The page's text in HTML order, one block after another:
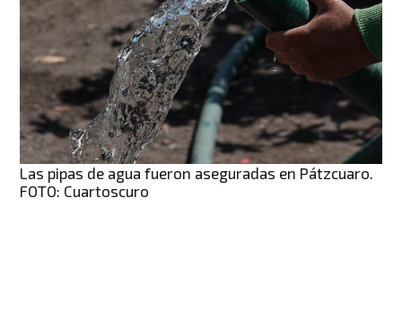
Las pipas de agua fueron aseguradas en Pátzcuaro.
FOTO: Cuartoscuro